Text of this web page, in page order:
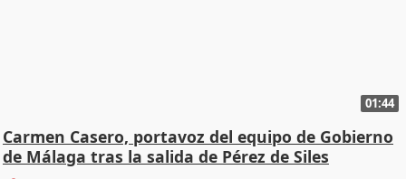
01:44
Carmen Casero, portavoz del equipo de Gobierno
de Málaga tras la salida de Pérez de Siles